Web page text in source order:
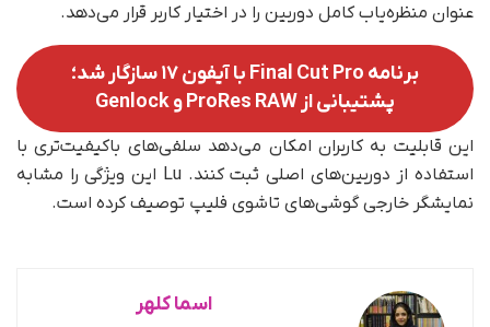
عنوان منظره‌یاب کامل دوربین را در اختیار کاربر قرار می‌دهد.
برنامه‌ Final Cut Pro با آیفون ۱۷ سازگار شد؛
پشتیبانی از ProRes RAW و Genlock
این قابلیت به کاربران امکان می‌دهد سلفی‌های باکیفیت‌تری با
استفاده از دوربین‌های اصلی ثبت کنند. Lu این ویژگی را مشابه
نمایشگر خارجی گوشی‌های تاشوی فلیپ توصیف کرده است.
اسما کلهر